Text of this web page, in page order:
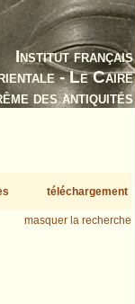
Institut français
- Le Caire
des antiquités
téléchargement
masquer la recherche